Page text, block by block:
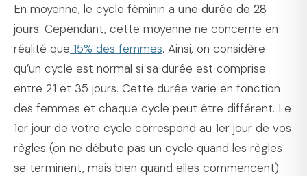
En moyenne, le cycle féminin a une durée de 28
jours. Cependant, cette moyenne ne concerne en
réalité que 15% des femmes. Ainsi, on considère
qu’un cycle est normal si sa durée est comprise
entre 21 et 35 jours. Cette durée varie en fonction
des femmes et chaque cycle peut être différent. Le
1er jour de votre cycle correspond au 1er jour de vos
règles (on ne débute pas un cycle quand les règles
se terminent, mais bien quand elles commencent).